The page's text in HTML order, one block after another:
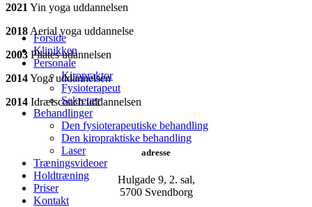
Forside
Klinikken
Personale
Kiropraktor
Fysioterapeut
Sekretær
Behandlinger
Den fysioterapeutiske behandling
Den kiropraktiske behandling
Laser
Træningsvideoer
Holdtræning
Priser
Kontakt
2021 Yin yoga uddannelsen
2018 Aerial yoga uddannelse
2003 Pilates udannelsen
2014Yoga uddannelsen
2014 Idrætscoach uddannelsen
adresse
Hulgade 9, 2. sal,
​5700 Svendborg